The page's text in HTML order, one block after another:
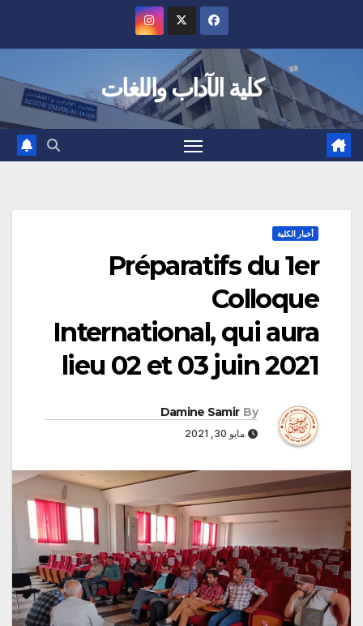
كلية الآداب واللغات
أخبار الكلية
Préparatifs du 1er
Colloque
International, qui aura
lieu 02 et 03 juin 2021
By
Damine Samir
مايو 30, 2021